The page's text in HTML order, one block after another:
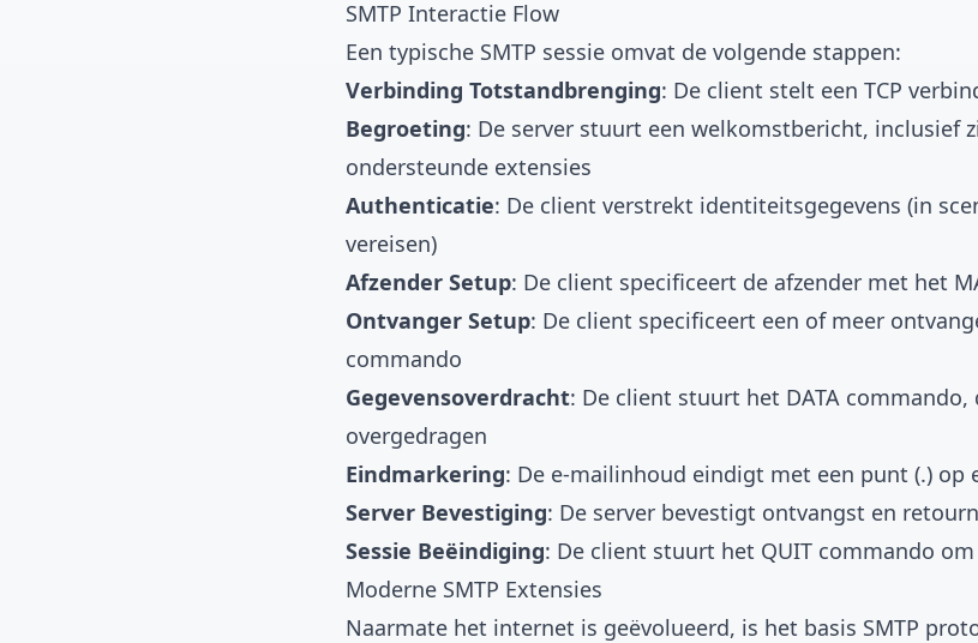
SMTP Interactie Flow
Een typische SMTP sessie omvat de volgende stappen:
Verbinding Totstandbrenging: De client stelt een TCP
Begroeting: De server stuurt een welkomstbericht, inclusief
ondersteunde extensies
Authenticatie: De client verstrekt identiteitsgegevens (in
vereisen)
Afzender Setup: De client specificeert de afzender met het
Ontvanger Setup: De client specificeert een of meer
commando
Gegevensoverdracht: De client stuurt het DATA
overgedragen
Eindmarkering: De e-mailinhoud eindigt met een punt (.) op
Server Bevestiging: De server bevestigt ontvangst en
Sessie Beëindiging: De client stuurt het QUIT commando
Moderne SMTP Extensies
Naarmate het internet is geëvolueerd, is het basis SMTP